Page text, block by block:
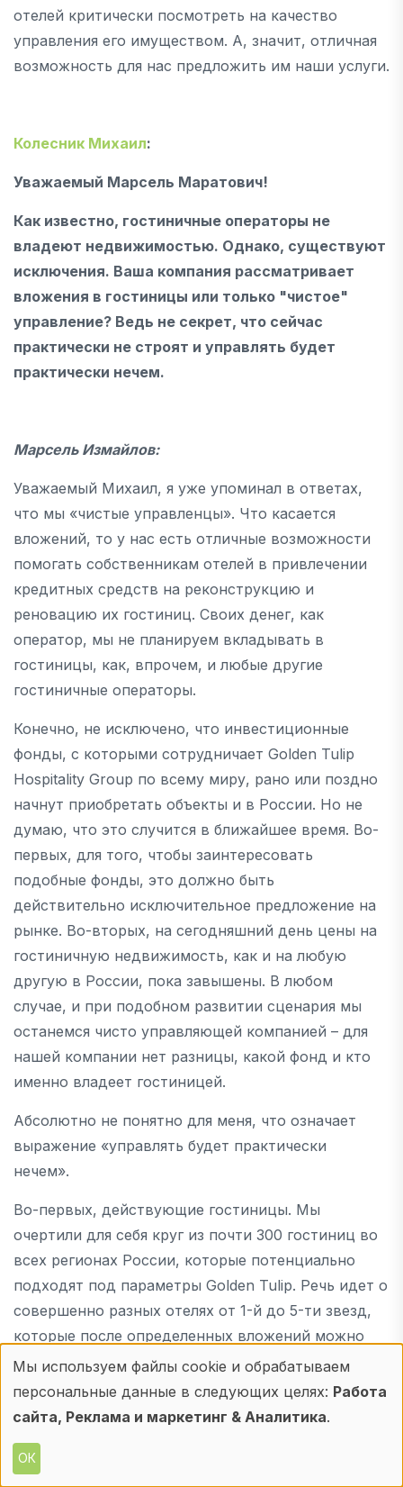
отелей критически посмотреть на качество
управления его имуществом. А, значит, отличная
возможность для нас предложить им наши услуги.
Колесник Михаил:
Уважаемый Марсель Маратович!
Как известно, гостиничные операторы не
владеют недвижимостью. Однако, существуют
исключения. Ваша компания рассматривает
вложения в гостиницы или только "чистое"
управление? Ведь не секрет, что сейчас
практически не строят и управлять будет
практически нечем.
Марсель Измайлов:
Уважаемый Михаил, я уже упоминал в ответах,
что мы «чистые управленцы». Что касается
вложений, то у нас есть отличные возможности
помогать собственникам отелей в привлечении
кредитных средств на реконструкцию и
реновацию их гостиниц. Своих денег, как
оператор, мы не планируем вкладывать в
гостиницы, как, впрочем, и любые другие
гостиничные операторы.
Конечно, не исключено, что инвестиционные
фонды, с которыми сотрудничает Golden Tulip
Hospitality Group по всему миру, рано или поздно
начнут приобретать объекты и в России. Но не
думаю, что это случится в ближайшее время. Во-
первых, для того, чтобы заинтересовать
подобные фонды, это должно быть
действительно исключительное предложение на
рынке. Во-вторых, на сегодняшний день цены на
гостиничную недвижимость, как и на любую
другую в России, пока завышены. В любом
случае, и при подобном развитии сценария мы
останемся чисто управляющей компанией – для
нашей компании нет разницы, какой фонд и кто
именно владеет гостиницей.
Абсолютно не понятно для меня, что означает
выражение «управлять будет практически
нечем».
Во-первых, действующие гостиницы. Мы
очертили для себя круг из почти 300 гостиниц во
всех регионах России, которые потенциально
подходят под параметры Golden Tulip. Речь идет о
совершенно разных отелях от 1-й до 5-ти звезд,
которые после определенных вложений можно
будет включить в нашу сеть.
Во-вторых, как это ни странно звучит, но
достаточно много отелей все еще достраиваются.
Инвесторы этих проектов исходят из того, что
глупо замораживать строительство, когда 70-
Использование
персональных
данных
Мы используем файлы cookie и обрабатываем
персональные данные в следующих целях: Работа
сайта, Реклама и маркетинг & Аналитика.
ОК